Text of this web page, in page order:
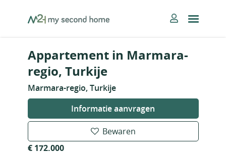
MySecondHome
Appartement in Marmara-
regio, Turkije
Marmara-regio, Turkije
Informatie aanvragen
Bewaren
€ 172.000